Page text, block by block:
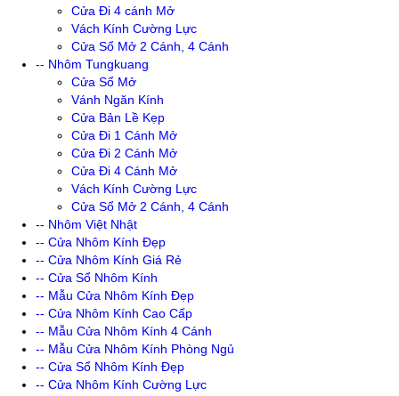
Cửa Đi 4 cánh Mở
Vách Kính Cường Lực
Cửa Sổ Mở 2 Cánh, 4 Cánh
-- Nhôm Tungkuang
Cửa Sổ Mở
Vánh Ngăn Kính
Cửa Bản Lề Kẹp
Cửa Đi 1 Cánh Mở
Cửa Đi 2 Cánh Mở
Cửa Đi 4 Cánh Mở
Vách Kính Cường Lực
Cửa Sổ Mở 2 Cánh, 4 Cánh
-- Nhôm Việt Nhật
-- Cửa Nhôm Kính Đẹp
-- Cửa Nhôm Kính Giá Rẻ
-- Cửa Sổ Nhôm Kính
-- Mẫu Cửa Nhôm Kính Đẹp
-- Cửa Nhôm Kính Cao Cấp
-- Mẫu Cửa Nhôm Kính 4 Cánh
-- Mẫu Cửa Nhôm Kính Phòng Ngủ
-- Cửa Sổ Nhôm Kính Đẹp
-- Cửa Nhôm Kính Cường Lực